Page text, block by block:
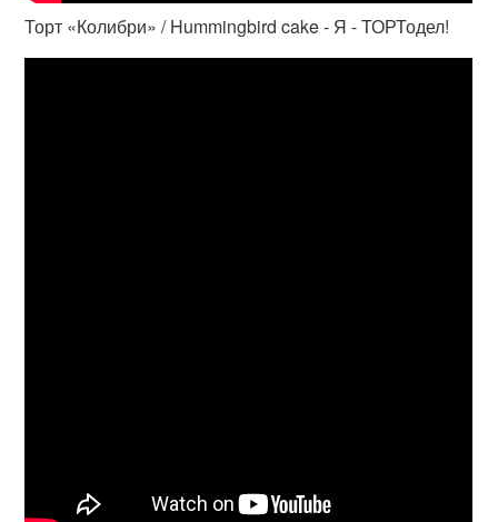
Торт «Колибри» / Hummingbird cake - Я - ТОРТодел!